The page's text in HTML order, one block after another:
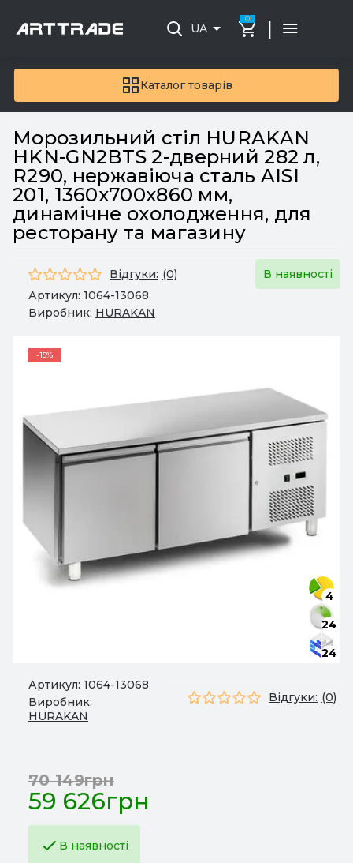
Каталог товарів
UA
0 |
Морозильний стіл HURAKAN
HKN-GN2BTS 2-дверний 282 л,
R290, нержавіюча сталь AISI
201, 1360х700х860 мм,
динамічне охолодження, для
ресторану та магазину
Відгуки: (0)
В наявності
Артикул: 1064-13068
Виробник: HURAKAN
-15%
4
24
24
Артикул: 1064-13068
Виробник:
HURAKAN
Відгуки: (0)
59 626грн
70 149грн
В наявності